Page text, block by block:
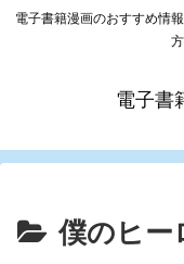
電子書籍漫画のおすすめ情
電子書
僕のヒー